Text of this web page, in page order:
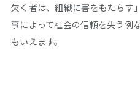
欠く者は、組織に害をもたらす
事によって社会の信頼を失う例
もいえます。